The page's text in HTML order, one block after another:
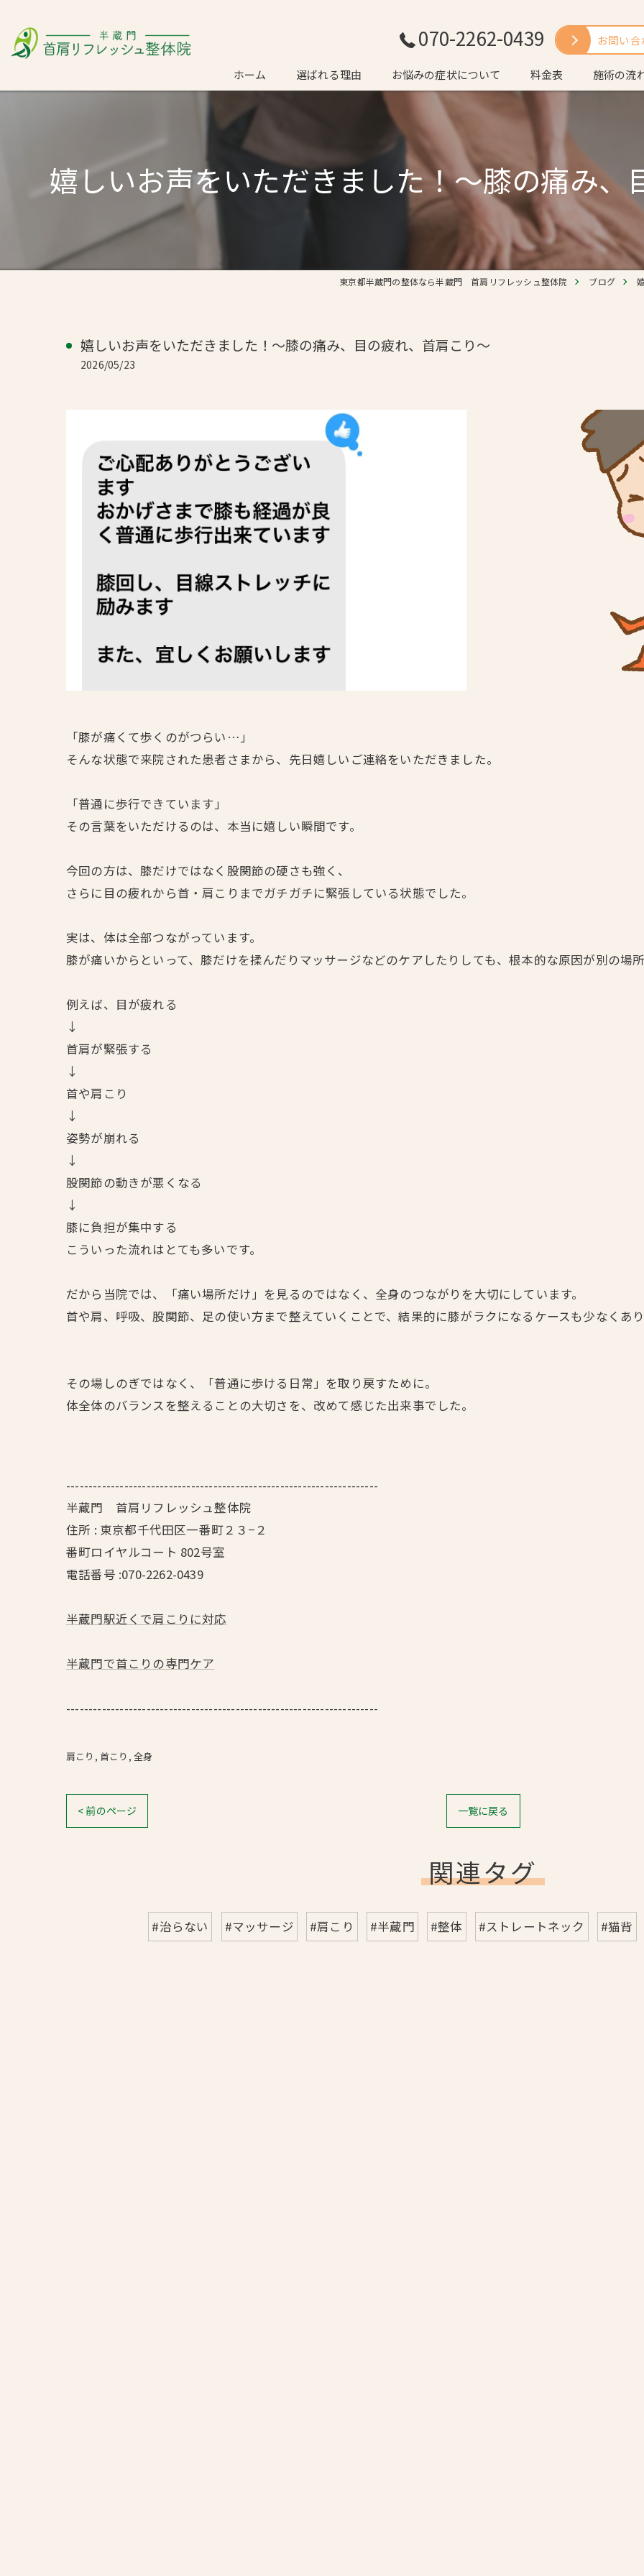
070-2262-0439 お問い
ホーム 選ばれる理由 お悩みの症状について 料金表 施術の流
嬉しいお声をいただきました！～膝の痛み、
東京都半蔵門の整体なら半蔵門 首肩リフレッシュ整体院 ブログ
嬉しいお声をいただきました！～膝の痛み、目の疲れ、首肩こり～
2026/05/23
「膝が痛くて歩くのがつらい…」
そんな状態で来院された患者さまから、先日嬉しいご連絡をいただきました。
「普通に歩行できています」
その言葉をいただけるのは、本当に嬉しい瞬間です。
今回の方は、膝だけではなく股関節の硬さも強く、
さらに目の疲れから首・肩こりまでガチガチに緊張している状態でした。
実は、体は全部つながっています。
膝が痛いからといって、膝だけを揉んだりマッサージなどのケアしたりしても、根本的な原因が別の場
例えば、目が疲れる
↓
首肩が緊張する
↓
首や肩こり
↓
姿勢が崩れる
↓
股関節の動きが悪くなる
↓
膝に負担が集中する
こういった流れはとても多いです。
だから当院では、「痛い場所だけ」を見るのではなく、全身のつながりを大切にしています。
首や肩、呼吸、股関節、足の使い方まで整えていくことで、結果的に膝がラクになるケースも少なくあり
その場しのぎではなく、「普通に歩ける日常」を取り戻すために。
体全体のバランスを整えることの大切さを、改めて感じた出来事でした。
----------------------------------------------------------------------
半蔵門 首肩リフレッシュ整体院
住所 : 東京都千代田区一番町２３−２
番町ロイヤルコート 802号室
電話番号 :070-2262-0439
半蔵門駅近くで肩こりに対応
半蔵門で首こりの専門ケア
----------------------------------------------------------------------
肩こり 首こり 全身
< 前のページ 一覧に戻る
関連タグ
#治らない #マッサージ #肩こり #半蔵門 #整体 #ストレートネック #猫背